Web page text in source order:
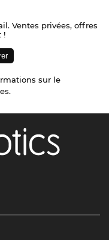
Ventes privées, offres
!
sur le